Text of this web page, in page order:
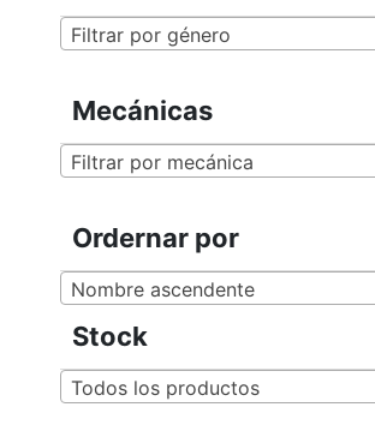
Filtrar por género
Mecánicas
Filtrar por mecánica
Ordernar por
Nombre ascendente
Stock
Todos los productos